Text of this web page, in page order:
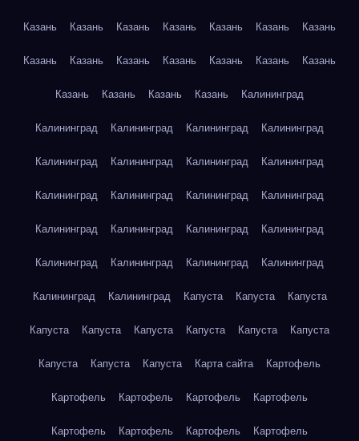
Казань Казань Казань Казань Казань Казань Казань
Казань Казань Казань Казань Казань Казань Казань
Казань Казань Казань Казань Калининград
Калининград Калининград Калининград Калининград
Калининград Калининград Калининград Калининград
Калининград Калининград Калининград Калининград
Калининград Калининград Калининград Калининград
Калининград Калининград Калининград Калининград
Калининград Калининград Капуста Капуста Капуста
Капуста Капуста Капуста Капуста Капуста Капуста
Капуста Капуста Капуста Карта сайта Картофель
Картофель Картофель Картофель Картофель
Картофель Картофель Картофель Картофель